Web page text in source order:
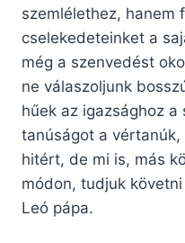
szemlélethez, hanem
cselekedeteinket a
még a szenvedést
ne válaszoljunk
hűek az igazsághoz
tanúságot a
hitért, de mi is, más
módon, tudjuk
Leó pápa.